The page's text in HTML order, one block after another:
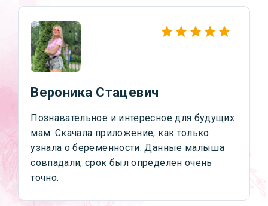
Вероника Стацевич
Познавательное и интересное для будущих
мам. Скачала приложение, как только
узнала о беременности. Данные малыша
совпадали, срок был определен очень
точно.